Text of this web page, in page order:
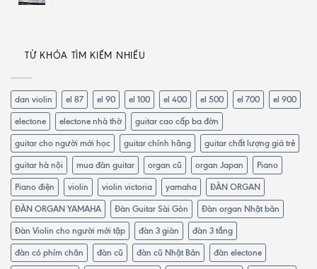
TỪ KHÓA TÌM KIẾM NHIỀU
dan violin el 87 el 90 el 100 el 400 el 500 el 700 el 900
electone electone nhà thờ guitar cao cấp ba đờn
guitar cho người mới học guitar chính hãng guitar chất lượng giá trẻ
guitar hà nội mua đàn guitar organ cũ organ Japan Piano
Piano điện violin violin victoria yamaha ĐÀN ORGAN
ĐÀN ORGAN YAMAHA Đàn Guitar Sài Gòn Đàn organ Nhật bản
Đàn Violin cho người mới tập đàn 3 giàn đàn 3 tầng
đàn có phím chân đàn cũ đàn cũ Nhật Bản đàn electone